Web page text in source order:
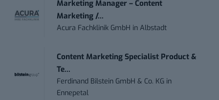
Marketing Manager – Content
Marketing /...
Acura Fachklinik GmbH inAlbstadt
Content Marketing Specialist Product &
Te...
Ferdinand Bilstein GmbH & Co. KG in
Ennepetal